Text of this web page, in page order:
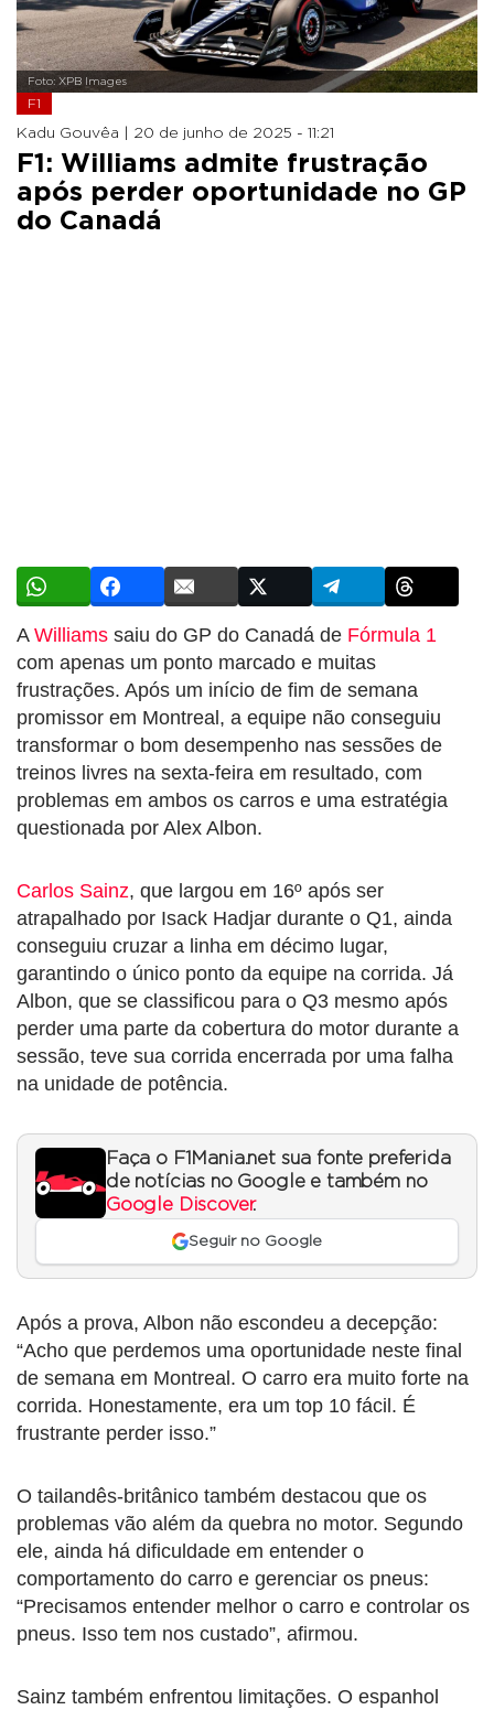
Foto: XPB Images
F1
Kadu Gouvêa | 20 de junho de 2025 - 11:21
F1: Williams admite frustração
após perder oportunidade no GP
do Canadá
A Williams saiu do GP do Canadá de Fórmula 1
com apenas um ponto marcado e muitas
frustrações. Após um início de fim de semana
promissor em Montreal, a equipe não conseguiu
transformar o bom desempenho nas sessões de
treinos livres na sexta-feira em resultado, com
problemas em ambos os carros e uma estratégia
questionada por Alex Albon.
Carlos Sainz, que largou em 16º após ser
atrapalhado por Isack Hadjar durante o Q1, ainda
conseguiu cruzar a linha em décimo lugar,
garantindo o único ponto da equipe na corrida. Já
Albon, que se classificou para o Q3 mesmo após
perder uma parte da cobertura do motor durante a
sessão, teve sua corrida encerrada por uma falha
na unidade de potência.
Faça o F1Mania.net sua fonte preferida
de notícias no Google e também no
Google Discover.
Seguir no Google
Após a prova, Albon não escondeu a decepção:
“Acho que perdemos uma oportunidade neste final
de semana em Montreal. O carro era muito forte na
corrida. Honestamente, era um top 10 fácil. É
frustrante perder isso.”
O tailandês-britânico também destacou que os
problemas vão além da quebra no motor. Segundo
ele, ainda há dificuldade em entender o
comportamento do carro e gerenciar os pneus:
“Precisamos entender melhor o carro e controlar os
pneus. Isso tem nos custado”, afirmou.
Sainz também enfrentou limitações. O espanhol